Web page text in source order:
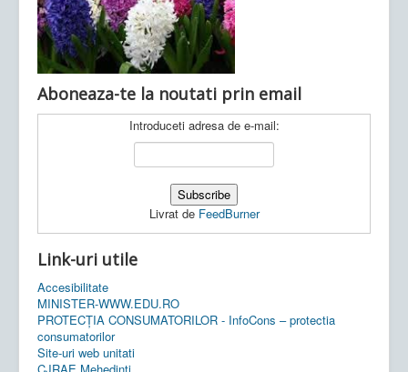
Aboneaza-te la noutati prin email
Introduceti adresa de e-mail:
Livrat de FeedBurner
Link-uri utile
Accesibilitate
MINISTER-WWW.EDU.RO
PROTECȚIA CONSUMATORILOR - InfoCons – protectia
consumatorilor
Site-uri web unitati